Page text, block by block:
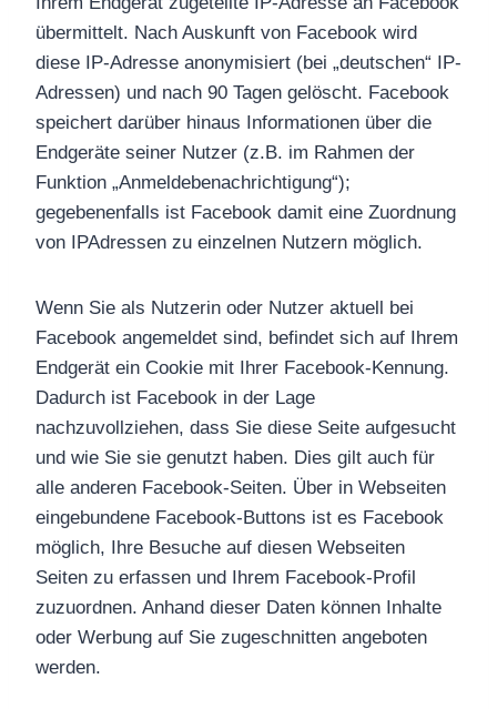
übermittelt. Nach Auskunft von Facebook wird
diese IP-Adresse anonymisiert (bei „deutschen“ IP-
Adressen) und nach 90 Tagen gelöscht. Facebook
speichert darüber hinaus Informationen über die
Endgeräte seiner Nutzer (z.B. im Rahmen der
Funktion „Anmeldebenachrichtigung“);
gegebenenfalls ist Facebook damit eine Zuordnung
von IPAdressen zu einzelnen Nutzern möglich.
Wenn Sie als Nutzerin oder Nutzer aktuell bei
Facebook angemeldet sind, befindet sich auf Ihrem
Endgerät ein Cookie mit Ihrer Facebook-Kennung.
Dadurch ist Facebook in der Lage
nachzuvollziehen, dass Sie diese Seite aufgesucht
und wie Sie sie genutzt haben. Dies gilt auch für
alle anderen Facebook-Seiten. Über in Webseiten
eingebundene Facebook-Buttons ist es Facebook
möglich, Ihre Besuche auf diesen Webseiten
Seiten zu erfassen und Ihrem Facebook-Profil
zuzuordnen. Anhand dieser Daten können Inhalte
oder Werbung auf Sie zugeschnitten angeboten
werden.